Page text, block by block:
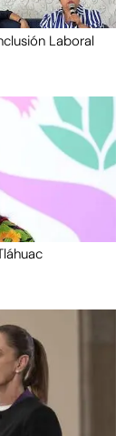
Laboral